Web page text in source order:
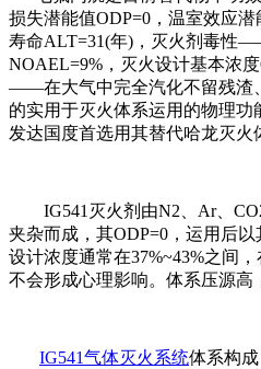
损失潜能值ODP=0，温室效应潜
寿命ALT=31(年)，灭火剂毒性
NOAEL=9%，灭火设计基本浓
——在大气中完全汽化不留残渣
的实用于灭火体系运用的物理功
发达国度首选用其替代哈龙灭火
IG541灭火剂由N2、Ar、
夹杂而成，其ODP=0，运用后
设计浓度通常在37%~43%之间
不会形成心理影响。体系压源高
IG541气体灭火系统体系构